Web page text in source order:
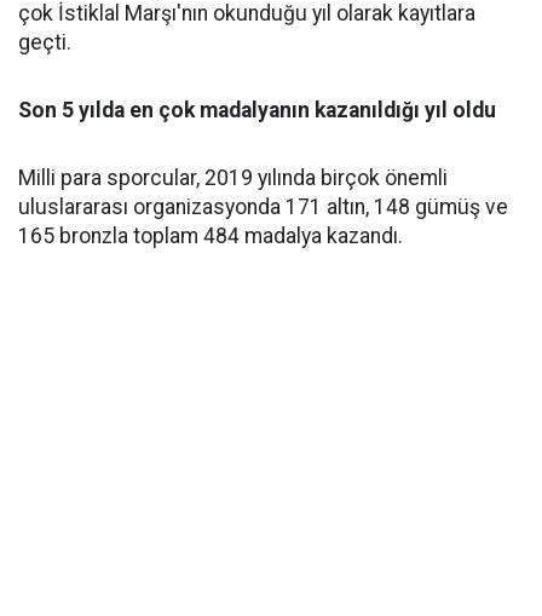
çok İstiklal Marşı'nın okunduğu yıl olarak kayıtlara
geçti.
Son 5 yılda en çok madalyanın kazanıldığı yıl oldu
Milli para sporcular, 2019 yılında birçok önemli
uluslararası organizasyonda 171 altın, 148 gümüş ve
165 bronzla toplam 484 madalya kazandı.